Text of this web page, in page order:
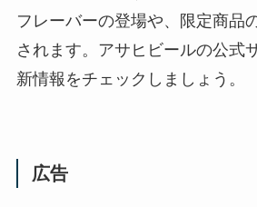
フレーバーの登場や、限定商品
されます。アサヒビールの公式
新情報をチェックしましょう。
広告